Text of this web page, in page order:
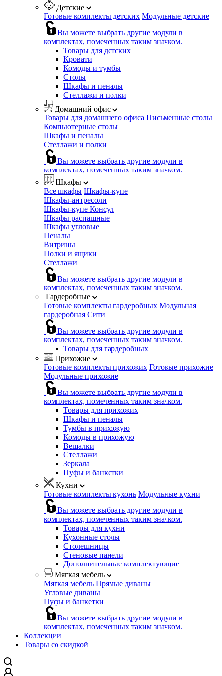
Детские
Готовые комплекты детских Модульные детские
Вы можете выбрать другие модули в
комплектах, помеченных таким значком.
Товары для детских
Кровати
Комоды и тумбы
Столы
Шкафы и пеналы
Стеллажи и полки
Домашний офис
Товары для домашнего офиса Письменные столы
Компьютерные столы
Шкафы и пеналы
Стеллажи и полки
Вы можете выбрать другие модули в
комплектах, помеченных таким значком.
Шкафы
Все шкафы Шкафы-купе
Шкафы-антресоли
Шкафы-купе Консул
Шкафы распашные
Шкафы угловые
Пеналы
Витрины
Полки и ящики
Стеллажи
Вы можете выбрать другие модули в
комплектах, помеченных таким значком.
Гардеробные
Готовые комплекты гардеробных Модульная
гардеробная Сити
Вы можете выбрать другие модули в
комплектах, помеченных таким значком.
Товары для гардеробных
Прихожие
Готовые комплекты прихожих Готовые прихожие
Модульные прихожие
Вы можете выбрать другие модули в
комплектах, помеченных таким значком.
Товары для прихожих
Шкафы и пеналы
Тумбы в прихожую
Комоды в прихожую
Вешалки
Стеллажи
Зеркала
Пуфы и банкетки
Кухни
Готовые комплекты кухонь Модульные кухни
Вы можете выбрать другие модули в
комплектах, помеченных таким значком.
Товары для кухни
Кухонные столы
Столешницы
Стеновые панели
Дополнительные комплектующие
Мягкая мебель
Мягкая мебель Прямые диваны
Угловые диваны
Пуфы и банкетки
Вы можете выбрать другие модули в
комплектах, помеченных таким значком.
Коллекции
Товары со скидкой